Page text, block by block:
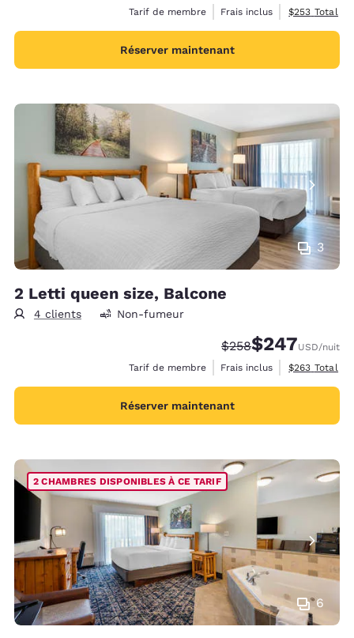
Tarif de membre
Frais inclus Afficher les
$253 Total
Réserver maintenant
3
2 Letti queen size, Balcone
4 clients Non-fumeur
Tarif barré :
$258Tarif réduit :
$247USD/nuit
Tarif de membre
Frais inclus Afficher les
$263 Total
Réserver maintenant
6
2 CHAMBRES DISPONIBLES À CE TARIF